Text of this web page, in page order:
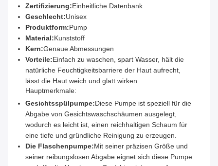
Zertifizierung:Einheitliche Datenbank
Geschlecht:Unisex
Produktform:Pump
Material:Kunststoff
Kern:Genaue Abmessungen
Vorteile:Einfach zu waschen, spart Wasser, hält die
natürliche Feuchtigkeitsbarriere der Haut aufrecht,
lässt die Haut weich und glatt wirken
Hauptmerkmale:
Gesichtsspülpumpe:Diese Pumpe ist speziell für die
Abgabe von Gesichtswaschschäumen ausgelegt,
wodurch es leicht ist, einen reichhaltigen Schaum für
eine tiefe und gründliche Reinigung zu erzeugen.
Die Flaschenpumpe:Mit seiner präzisen Größe und
seiner reibungslosen Abgabe eignet sich diese Pumpe